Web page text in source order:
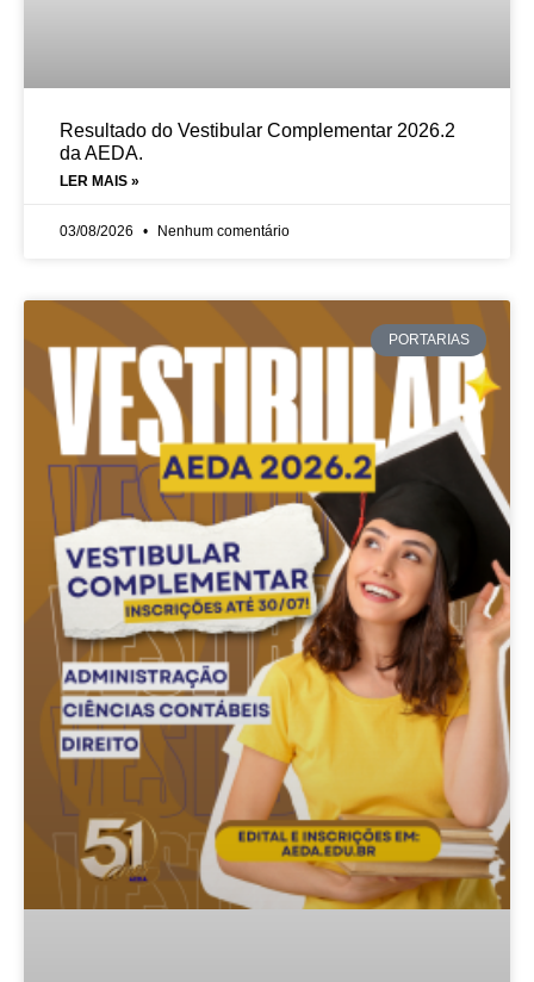
Resultado do Vestibular Complementar 2026.2
da AEDA.
LER MAIS »
03/08/2026 Nenhum comentário
PORTARIAS